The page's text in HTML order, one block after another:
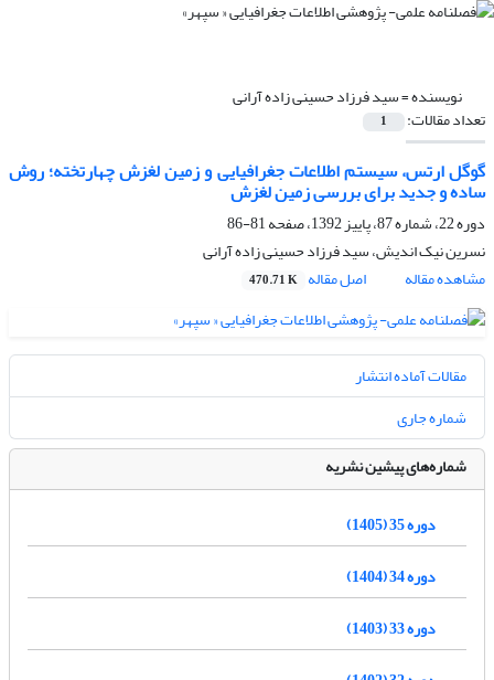
نویسنده =سید فرزاد حسینی زاده آرانی
تعداد مقالات: 1
گوگل ارتس، سیستم اطلاعات جغرافیایی و زمین لغزش چهارتخته؛ روش
ساده و جدید برای بررسی زمین لغزش
دوره 22، شماره 87، پاییز 1392، صفحه
81-86
نسرین نیک اندیش، سید فرزاد حسینی زاده آرانی
مشاهده مقاله
اصل مقاله 470.71 K
مقالات آماده انتشار
شماره جاری
شماره‌های پیشین نشریه
دوره 35 (1405)
دوره 34 (1404)
دوره 33 (1403)